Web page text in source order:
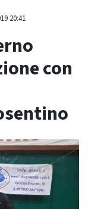
20:41
con